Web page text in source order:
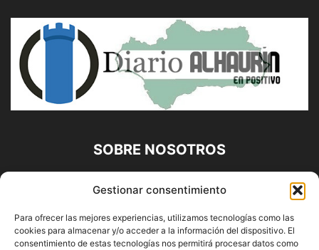
Gestionar consentimiento
Para ofrecer las mejores experiencias, utilizamos tecnologías como las
cookies para almacenar y/o acceder a la información del dispositivo. El
consentimiento de estas tecnologías nos permitirá procesar datos como
SOBRE NOSOTROS
Diario Alhaurín (www.alhaurindelatorre.com) Propiedad de
Francisco E. López López | 639 95 71 95 | Noticias de
Alhaurín de la Torre, Málaga y Provincia|
Contáctanos:info@alhaurindelatorre.com